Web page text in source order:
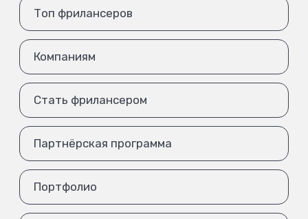
Топ фрилансеров
Компаниям
Стать фрилансером
Партнёрская программа
Портфолио